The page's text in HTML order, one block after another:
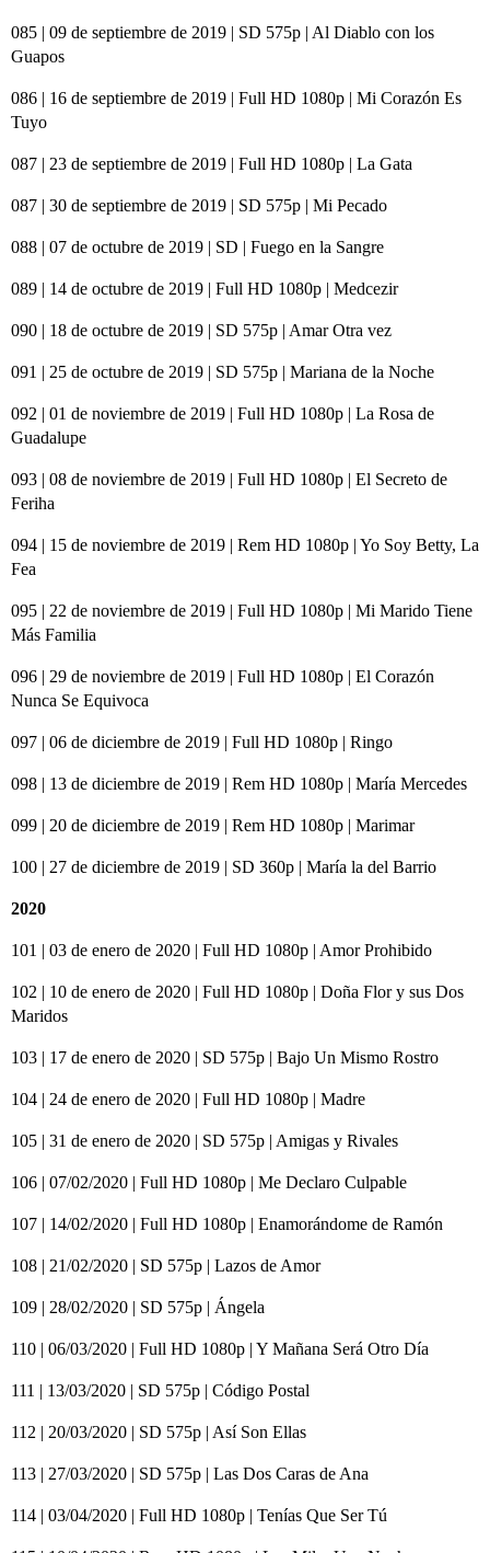
085 | 09 de septiembre de 2019 | SD 575p | Al Diablo con los
Guapos
086 | 16 de septiembre de 2019 | Full HD 1080p | Mi Corazón Es
Tuyo
087 | 23 de septiembre de 2019 | Full HD 1080p | La Gata
087 | 30 de septiembre de 2019 | SD 575p | Mi Pecado
088 | 07 de octubre de 2019 | SD | Fuego en la Sangre
089 | 14 de octubre de 2019 | Full HD 1080p | Medcezir
090 | 18 de octubre de 2019 | SD 575p | Amar Otra vez
091 | 25 de octubre de 2019 | SD 575p | Mariana de la Noche
092 | 01 de noviembre de 2019 | Full HD 1080p | La Rosa de
Guadalupe
093 | 08 de noviembre de 2019 | Full HD 1080p | El Secreto de
Feriha
094 | 15 de noviembre de 2019 | Rem HD 1080p | Yo Soy Betty, La
Fea
095 | 22 de noviembre de 2019 | Full HD 1080p | Mi Marido Tiene
Más Familia
096 | 29 de noviembre de 2019 | Full HD 1080p | El Corazón
Nunca Se Equivoca
097 | 06 de diciembre de 2019 | Full HD 1080p | Ringo
098 | 13 de diciembre de 2019 | Rem HD 1080p | María Mercedes
099 | 20 de diciembre de 2019 | Rem HD 1080p | Marimar
100 | 27 de diciembre de 2019 | SD 360p | María la del Barrio
2020
101 | 03 de enero de 2020 | Full HD 1080p | Amor Prohibido
102 | 10 de enero de 2020 | Full HD 1080p | Doña Flor y sus Dos
Maridos
103 | 17 de enero de 2020 | SD 575p | Bajo Un Mismo Rostro
104 | 24 de enero de 2020 | Full HD 1080p | Madre
105 | 31 de enero de 2020 | SD 575p | Amigas y Rivales
106 | 07/02/2020 | Full HD 1080p | Me Declaro Culpable
107 | 14/02/2020 | Full HD 1080p | Enamorándome de Ramón
108 | 21/02/2020 | SD 575p | Lazos de Amor
109 | 28/02/2020 | SD 575p | Ángela
110 | 06/03/2020 | Full HD 1080p | Y Mañana Será Otro Día
111 | 13/03/2020 | SD 575p | Código Postal
112 | 20/03/2020 | SD 575p | Así Son Ellas
113 | 27/03/2020 | SD 575p | Las Dos Caras de Ana
114 | 03/04/2020 | Full HD 1080p | Tenías Que Ser Tú